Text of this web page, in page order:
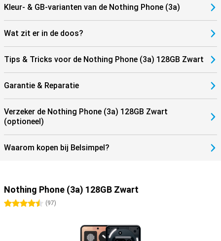
Kleur- & GB-varianten van de Nothing Phone (3a)
Wat zit er in de doos?
Tips & Tricks voor de Nothing Phone (3a) 128GB Zwart
Garantie & Reparatie
Verzeker de Nothing Phone (3a) 128GB Zwart
(optioneel)
Waarom kopen bij Belsimpel?
Nothing Phone (3a) 128GB Zwart
4.5 sterren
(97)